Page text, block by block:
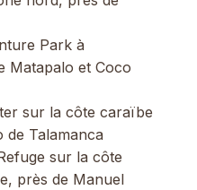
Park à
Matapalo et Coco
sur la côte caraïbe
de Talamanca
sur la côte
près de Manuel